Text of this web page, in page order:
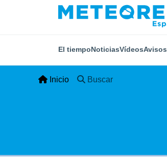
El tiempoNoticiasVídeosAvisos
Inicio Buscar